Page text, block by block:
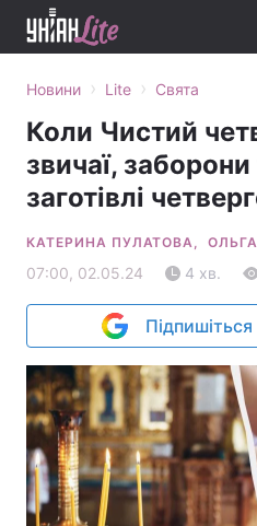
Новини › Lite › Свята
Коли Чистий
звичаї,
заготівлі
КАТЕРИНА ПУЛАТОВА,
07:00, 02.05.24 4 хв.